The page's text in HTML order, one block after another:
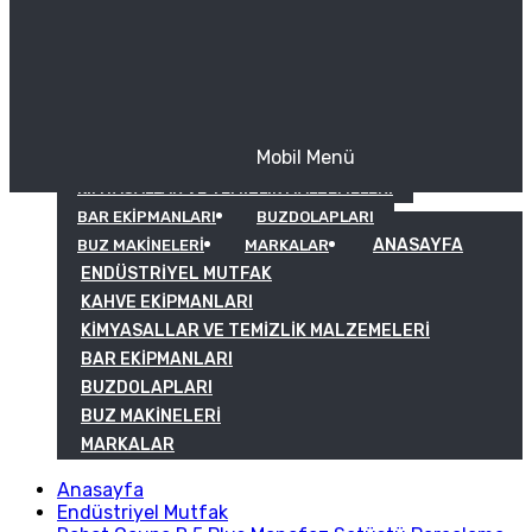
KIMYASALLAR VE TEMIZLIK MALZEMELERI
BAR EKIPMANLARI
BUZDOLAPLARI
BUZ MAKINELERI
MARKALAR
Mobil Menü
ANASAYFA
ENDÜSTRIYEL MUTFAK
KAHVE EKIPMANLARI
KIMYASALLAR VE TEMIZLIK MALZEMELERI
BAR EKIPMANLARI
BUZDOLAPLARI
BUZ MAKINELERI
MARKALAR
Anasayfa
Endüstriyel Mutfak